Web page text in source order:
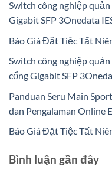
Switch công nghiệp
Gigabit SFP 3Onedata
Báo Giá Đặt Tiệc Tất
Switch công nghiệp
cổng Gigabit SFP
Panduan Seru Main
dan Pengalaman Online
Báo Giá Đặt Tiệc Tất
Bình luận gần đây